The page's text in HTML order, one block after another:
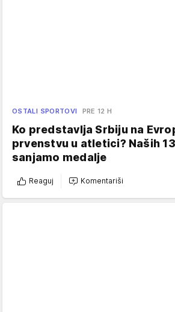
OSTALI SPORTOVI PRE 12 H
Ko predstavlja Srbiju na
prvenstvu u atletici? Naših
sanjamo medalje
Reaguj Komentariši